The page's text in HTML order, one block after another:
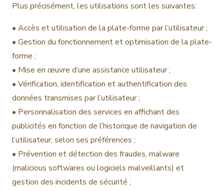
Plus précisément, les utilisations sont les suivantes:
• Accès et utilisation de la plate-forme par l’utilisateur ;
• Gestion du fonctionnement et optimisation de la plate-
forme ;
• Mise en œuvre d’une assistance utilisateur ;
• Vérification, identification et authentification des
données transmises par l’utilisateur ;
• Personnalisation des services en affichant des
publicités en fonction de l’historique de navigation de
l’utilisateur, selon ses préférences ;
• Prévention et détection des fraudes, malware
(malicious softwares ou logiciels malveillants) et
gestion des incidents de sécurité ;